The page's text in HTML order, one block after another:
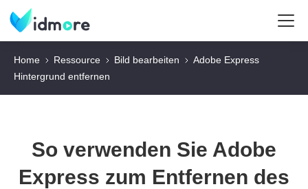
Home Ressource Bild bearbeiten
Adobe Express
Hintergrund entfernen
So verwenden Sie Adobe
Express zum Entfernen des